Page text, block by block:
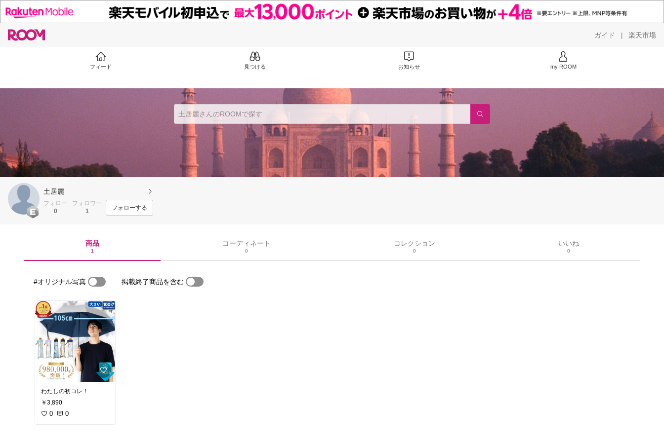
ガイド | 楽天市場
フィード 見つける お知らせ my ROOM
土居麗
フォロー
0
フォロワー
1
フォローする
商品
1
コーディネート
0
コレクション
0
いいね
0
#オリジナル写真 掲載終了商品を含む
わたしの初コレ！
￥3,890
0 0